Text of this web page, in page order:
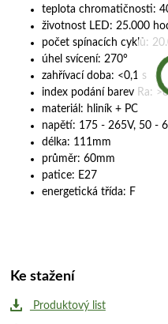
teplota chromatičnosti:
životnost LED: 25.000
počet spínacích cyklů:
úhel svícení: 270°
zahřívací doba: <0,1 s
index podání barev Ra:
materiál: hliník + PC
napětí: 175 - 265V, 50 -
délka: 111mm
průměr: 60mm
patice: E27
energetická třída: F
Ke stažení
Produktový list